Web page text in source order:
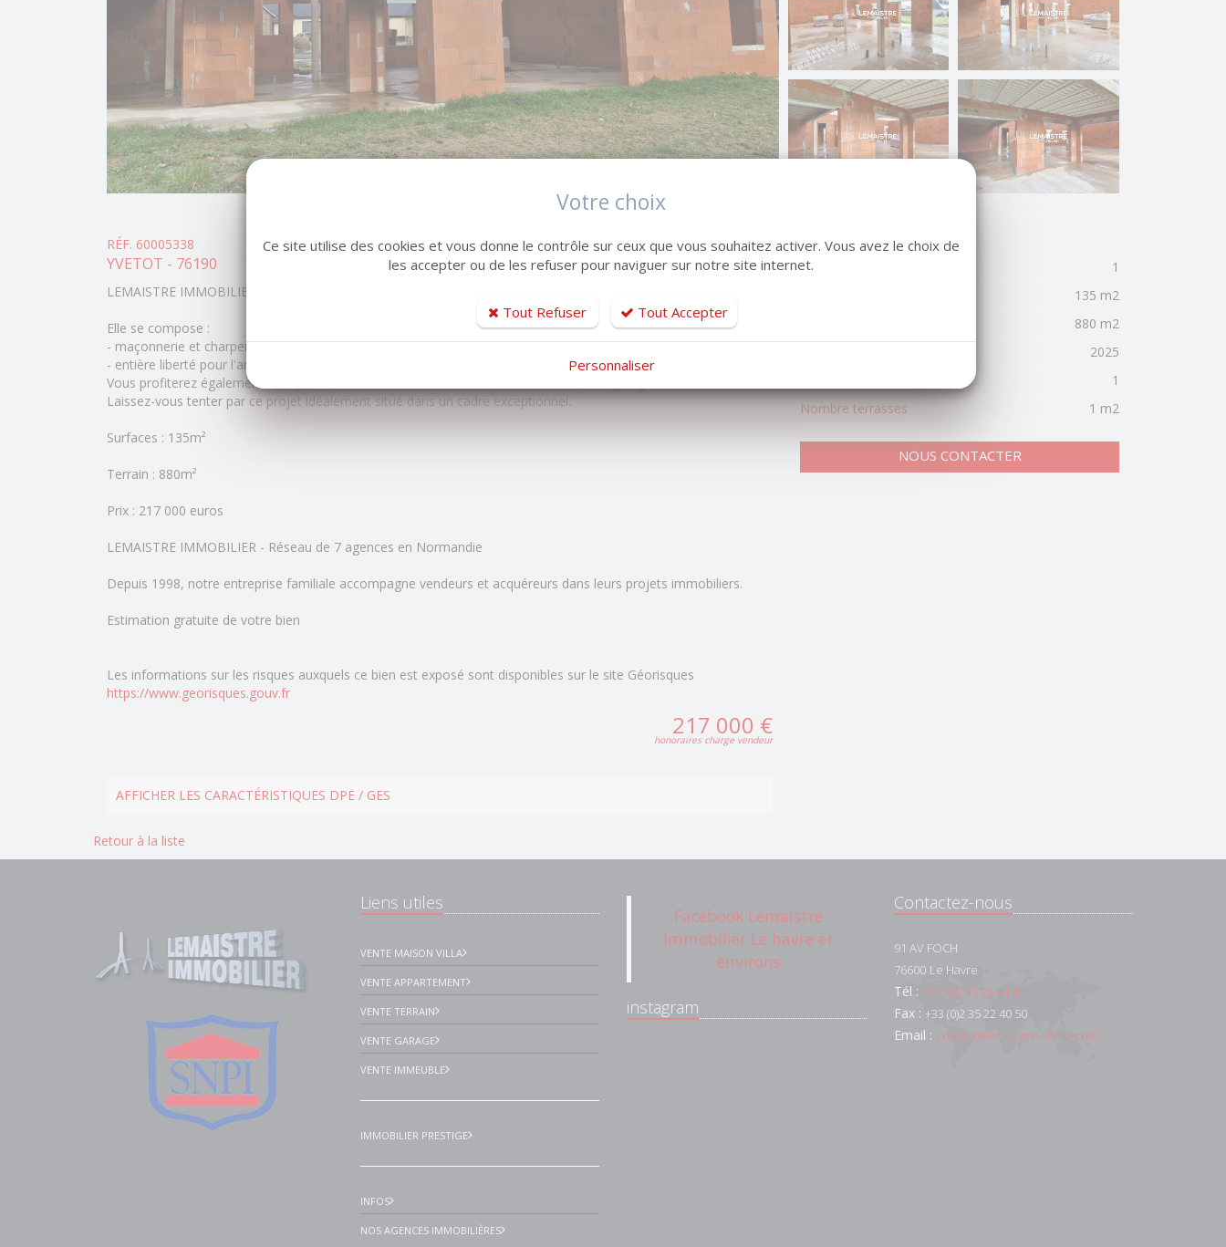
RÉF. 60005338
YVETOT - 76190
LEMAISTRE IMMOBILIER vous propose en exclusivité cette contemporaine de plain pied en construction.
Elle se compose :
- maçonnerie et charpente achevées avec décennales
- entière liberté pour l'aménagement intérieur
Vous profiterez également d'un jardin, d'une terrasse couverte exposée sud est, d'un garage de 25m²
Laissez-vous tenter par ce projet idéalement situé dans un cadre exceptionnel.
Surfaces : 135m²
Terrain : 880m²
Prix : 217 000 euros
LEMAISTRE IMMOBILIER - Réseau de 7 agences en Normandie
Depuis 1998, notre entreprise familiale accompagne vendeurs et acquéreurs dans leurs projets immobiliers.
Estimation gratuite de votre bien
Les informations sur les risques auxquels ce bien est exposé sont disponibles sur le site Géorisques
https://www.georisques.gouv.fr
217 000 €
honoraires charge vendeur
AFFICHER LES CARACTÉRISTIQUES DPE / GES
Nombre de pièces
1
135 m2
880 m2
2025
Nombre de parking intérieurs
1
Nombre terrasses
1 m2
NOUS CONTACTER
Retour à la liste
Liens utiles
VENTE MAISON VILLA
VENTE APPARTEMENT
VENTE TERRAIN
VENTE GARAGE
VENTE IMMEUBLE
IMMOBILIER PRESTIGE
INFOS
NOS AGENCES IMMOBILIÈRES
Facebook Lemaistre
Immobilier Le havre et
environs
instagram
Contactez-nous
91 AV FOCH
76600 Le Havre
Tél : +33 (0)2 35 22 44 44
Fax : +33 (0)2 35 22 40 50
Email : contact@lemaistre-immo.com
Votre choix
Ce site utilise des cookies et vous donne le contrôle sur ceux que vous souhaitez activer. Vous avez le choix de
les accepter ou de les refuser pour naviguer sur notre site internet.
Tout Refuser Tout Accepter
Personnaliser